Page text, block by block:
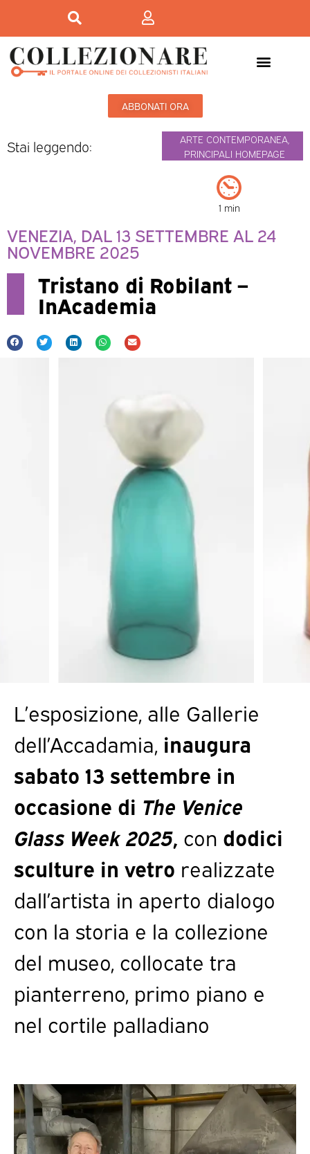
ABBONATI ORA
Stai leggendo: ARTE CONTEMPORANEA,
PRINCIPALI HOMEPAGE
1 min
VENEZIA, DAL 13 SETTEMBRE AL 24
NOVEMBRE 2025
Tristano di Robilant –
InAcademia
L’esposizione, alle Gallerie
dell’Accadamia, inaugura
sabato 13 settembre in
occasione di The Venice
Glass Week 2025, con dodici
sculture in vetro realizzate
dall’artista in aperto dialogo
con la storia e la collezione
del museo, collocate tra
pianterreno, primo piano e
nel cortile palladiano